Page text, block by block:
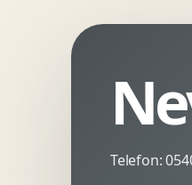
Urun Tanitim Animasyonu
Telefon: